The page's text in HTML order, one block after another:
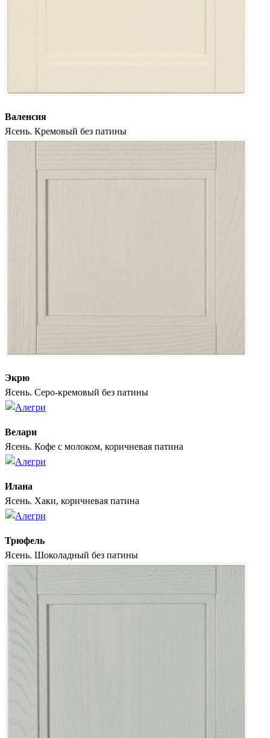
Валенсия
Ясень. Кремовый без патины
Экрю
Ясень. Серо-кремовый без патины
Велари
Ясень. Кофе с молоком, коричневая патина
Илана
Ясень. Хаки, коричневая патина
Трюфель
Ясень. Шоколадный без патины